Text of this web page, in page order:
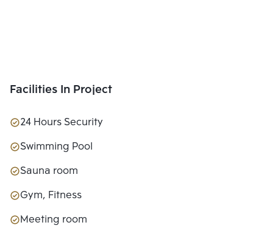
Facilities In Project
24 Hours Security
Swimming Pool
Sauna room
Gym, Fitness
Meeting room